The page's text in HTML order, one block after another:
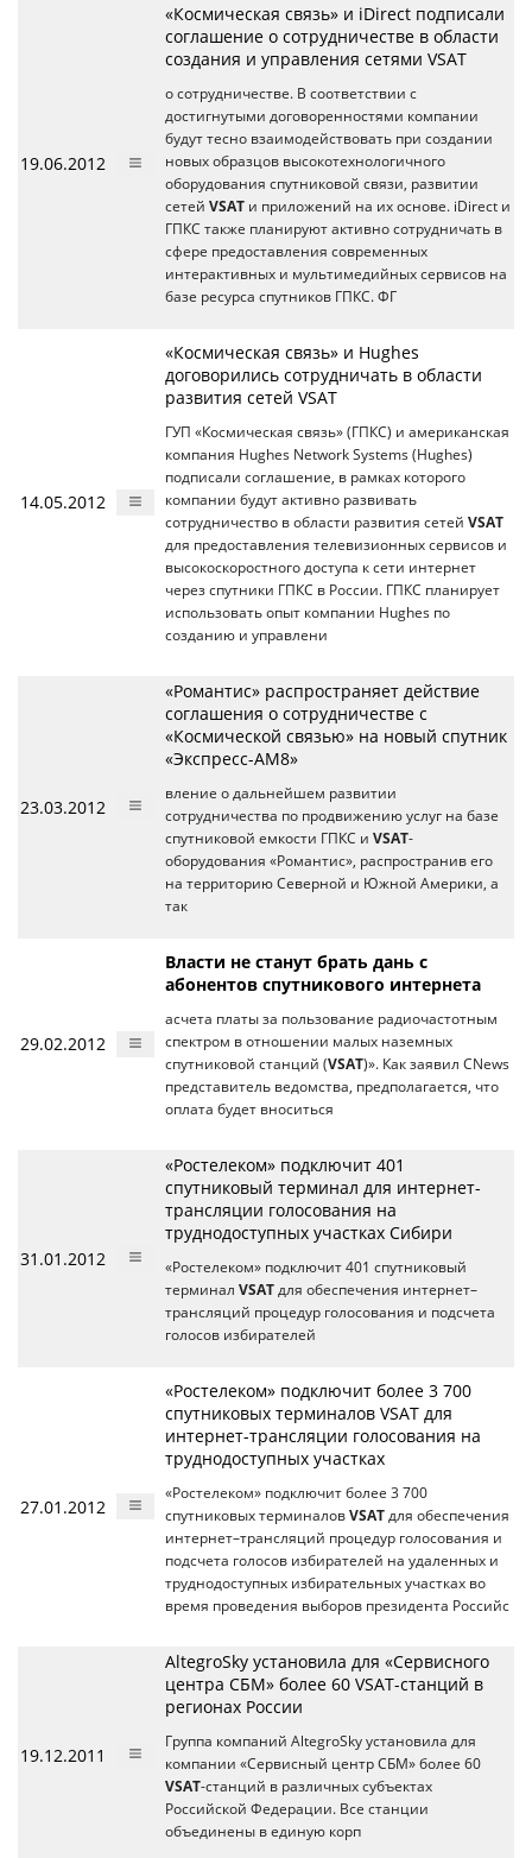
19.06.2012
«Космическая связь» и iDirect подписали
соглашение о сотрудничестве в области
создания и управления сетями VSAT
о сотрудничестве. В соответствии с
достигнутыми договоренностями компании
будут тесно взаимодействовать при создании
новых образцов высокотехнологичного
оборудования спутниковой связи, развитии
сетей VSAT и приложений на их основе. iDirect и
ГПКС также планируют активно сотрудничать в
сфере предоставления современных
интерактивных и мультимедийных сервисов на
базе ресурса спутников ГПКС. ФГ
14.05.2012
«Космическая связь» и Hughes
договорились сотрудничать в области
развития сетей VSAT
ГУП «Космическая связь» (ГПКС) и американская
компания Hughes Network Systems (Hughes)
подписали соглашение, в рамках которого
компании будут активно развивать
сотрудничество в области развития сетей VSAT
для предоставления телевизионных сервисов и
высокоскоростного доступа к сети интернет
через спутники ГПКС в России. ГПКС планирует
использовать опыт компании Hughes по
созданию и управлени
23.03.2012
«Романтис» распространяет действие
соглашения о сотрудничестве с
«Космической связью» на новый спутник
«Экспресс-АМ8»
вление о дальнейшем развитии
сотрудничества по продвижению услуг на базе
спутниковой емкости ГПКС и VSAT-
оборудования «Романтис», распространив его
на территорию Северной и Южной Америки, а
так
29.02.2012
Власти не станут брать дань с
абонентов спутникового интернета
асчета платы за пользование радиочастотным
спектром в отношении малых наземных
спутниковой станций (VSAT)». Как заявил CNews
представитель ведомства, предполагается, что
оплата будет вноситься
31.01.2012
«Ростелеком» подключит 401
спутниковый терминал для интернет-
трансляции голосования на
труднодоступных участках Сибири
«Ростелеком» подключит 401 спутниковый
терминал VSAT для обеспечения интернет–
трансляций процедур голосования и подсчета
голосов избирателей
27.01.2012
«Ростелеком» подключит более 3 700
спутниковых терминалов VSAT для
интернет-трансляции голосования на
труднодоступных участках
«Ростелеком» подключит более 3 700
спутниковых терминалов VSAT для обеспечения
интернет–трансляций процедур голосования и
подсчета голосов избирателей на удаленных и
труднодоступных избирательных участках во
время проведения выборов президента Российс
19.12.2011
AltegroSky установила для «Сервисного
центра СБМ» более 60 VSAT-станций в
регионах России
Группа компаний AltegroSky установила для
компании «Сервисный центр СБМ» более 60
VSAT-станций в различных субъектах
Российской Федерации. Все станции
объединены в единую корп